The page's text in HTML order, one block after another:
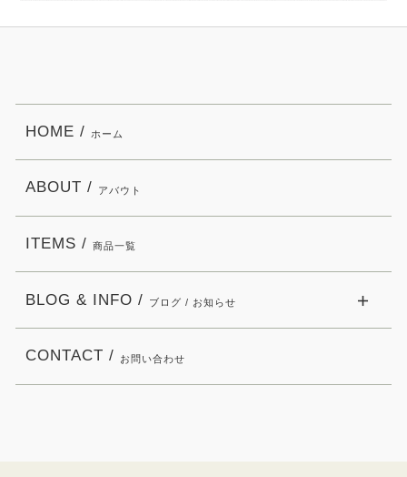
HOME / ホーム
ABOUT / アバウト
ITEMS / 商品一覧
BLOG & INFO / ブログ / お知らせ
CONTACT / お問い合わせ